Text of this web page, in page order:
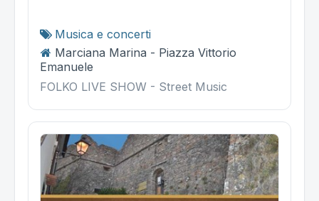
Musica e concerti
Marciana Marina - Piazza Vittorio
Emanuele
FOLKO LIVE SHOW - Street Music